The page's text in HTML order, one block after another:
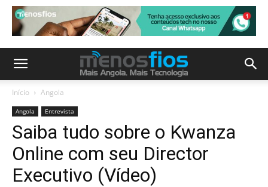
Início Angola
Angola Entrevista
Saiba tudo sobre o Kwanza
Online com seu Director
Executivo (Vídeo)